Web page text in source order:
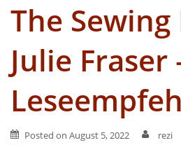
The
Julie Fraser
Posted on August 5, 2022
rezi